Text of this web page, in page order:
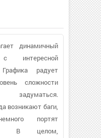
динамичный
интересной
радует
сложности
задуматься.
возникают баги,
портят
В целом,